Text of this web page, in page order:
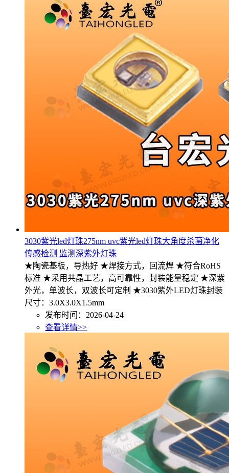
3030紫光led灯珠275nm uvc紫光led灯珠大角度杀菌净化
传感检测 监测深紫外灯珠
★陶瓷基板，导热好 ★焊接方式，回流焊 ★符合RoHS
标准 ★采用共晶工艺，高可靠性，封装能量稳定 ★深紫
外光，单波长，双波长可定制 ★3030紫外LED灯珠封装
尺寸：3.0X3.0X1.5mm
发布时间：2026-04-24
查看详情>>